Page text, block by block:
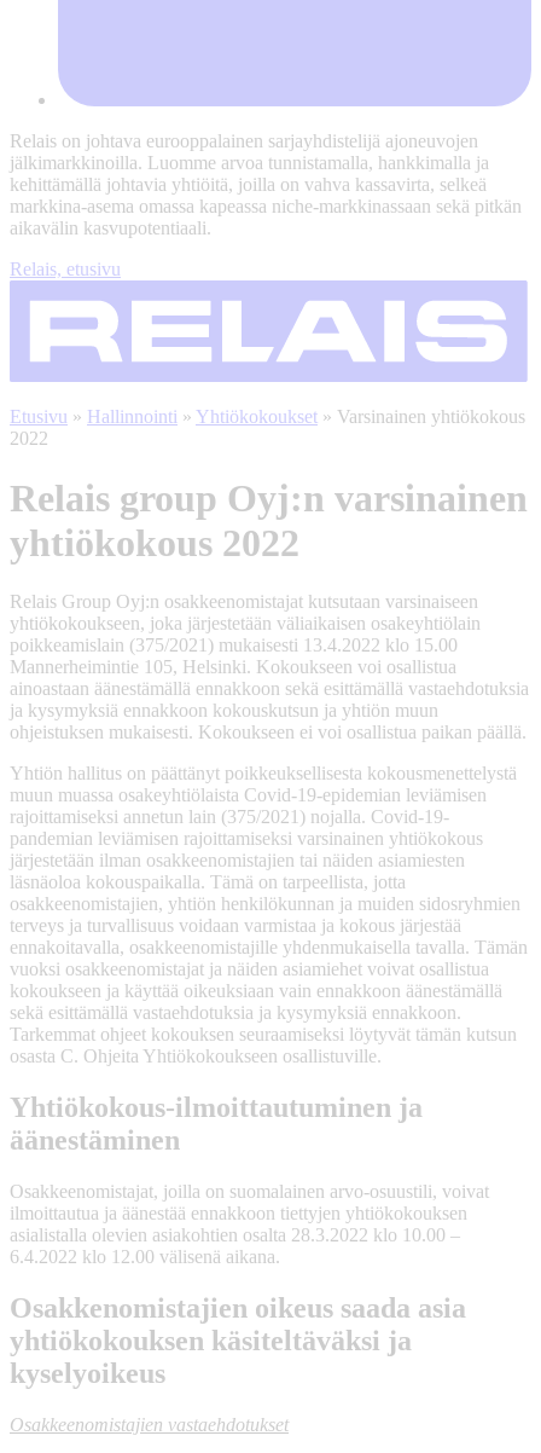
Relais on johtava eurooppalainen sarjayhdistelijä ajoneuvojen
jälkimarkkinoilla. Luomme arvoa tunnistamalla, hankkimalla ja
kehittämällä johtavia yhtiöitä, joilla on vahva kassavirta, selkeä
markkina-asema omassa kapeassa niche-markkinassaan sekä pitkän
aikavälin kasvupotentiaali.
Relais, etusivu
Etusivu » Hallinnointi » Yhtiökokoukset » Varsinainen yhtiökokous
2022
Relais group Oyj:n varsinainen
yhtiökokous 2022
Relais Group Oyj:n osakkeenomistajat kutsutaan varsinaiseen
yhtiökokoukseen, joka järjestetään väliaikaisen osakeyhtiölain
poikkeamislain (375/2021) mukaisesti 13.4.2022 klo 15.00
Mannerheimintie 105, Helsinki. Kokoukseen voi osallistua
ainoastaan äänestämällä ennakkoon sekä esittämällä vastaehdotuksia
ja kysymyksiä ennakkoon kokouskutsun ja yhtiön muun
ohjeistuksen mukaisesti. Kokoukseen ei voi osallistua paikan päällä.
Yhtiön hallitus on päättänyt poikkeuksellisesta kokousmenettelystä
muun muassa osakeyhtiölaista Covid-19-epidemian leviämisen
rajoittamiseksi annetun lain (375/2021) nojalla. Covid-19-
pandemian leviämisen rajoittamiseksi varsinainen yhtiökokous
järjestetään ilman osakkeenomistajien tai näiden asiamiesten
läsnäoloa kokouspaikalla. Tämä on tarpeellista, jotta
osakkeenomistajien, yhtiön henkilökunnan ja muiden sidosryhmien
terveys ja turvallisuus voidaan varmistaa ja kokous järjestää
ennakoitavalla, osakkeenomistajille yhdenmukaisella tavalla. Tämän
vuoksi osakkeenomistajat ja näiden asiamiehet voivat osallistua
kokoukseen ja käyttää oikeuksiaan vain ennakkoon äänestämällä
sekä esittämällä vastaehdotuksia ja kysymyksiä ennakkoon.
Tarkemmat ohjeet kokouksen seuraamiseksi löytyvät tämän kutsun
osasta C. Ohjeita Yhtiökokoukseen osallistuville.
Yhtiökokous-ilmoittautuminen ja
äänestäminen
Osakkeenomistajat, joilla on suomalainen arvo-osuustili, voivat
ilmoittautua ja äänestää ennakkoon tiettyjen yhtiökokouksen
asialistalla olevien asiakohtien osalta 28.3.2022 klo 10.00 –
6.4.2022 klo 12.00 välisenä aikana.
Osakkenomistajien oikeus saada asia
yhtiökokouksen käsiteltäväksi ja
kyselyoikeus
Osakkeenomistajien vastaehdotukset